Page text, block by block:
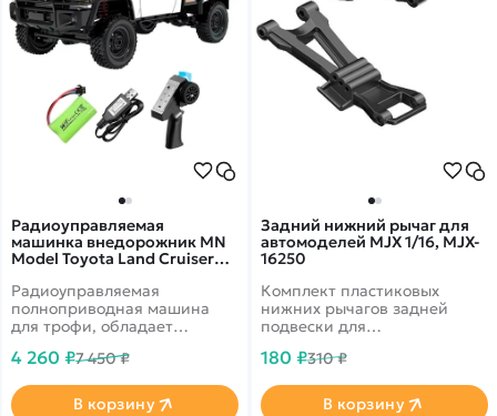
Радиоуправляемая
машинка внедорожник MN
Model Toyota Land Cruiser
SILVER
Радиоуправляемая
полноприводная машина
для трофи, обладает
проходимостью и высоким
4 260 ₽7 450 ₽
В корзину
Задний нижний рычаг для
автомоделей MJX 1/16, MJX-
16250
Комплект пластиковых
нижних рычагов задней
подвески для
автомоделей MJX масштаба
180 ₽310 ₽
В корзину